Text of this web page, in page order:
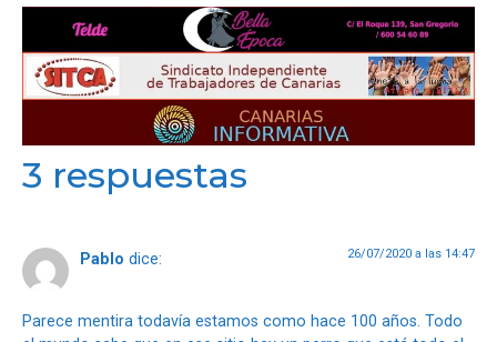
3 respuestas
Pablo dice: 26/07/2020 a las 14:47
Parece mentira todavía estamos como hace 100 años. Todo